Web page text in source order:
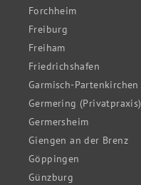
Forchheim
Freiburg
Freiham
Friedrichshafen
Garmisch-Partenkirchen
Germering (Privatpraxis)
Germersheim
Giengen an der Brenz
Göppingen
Günzburg